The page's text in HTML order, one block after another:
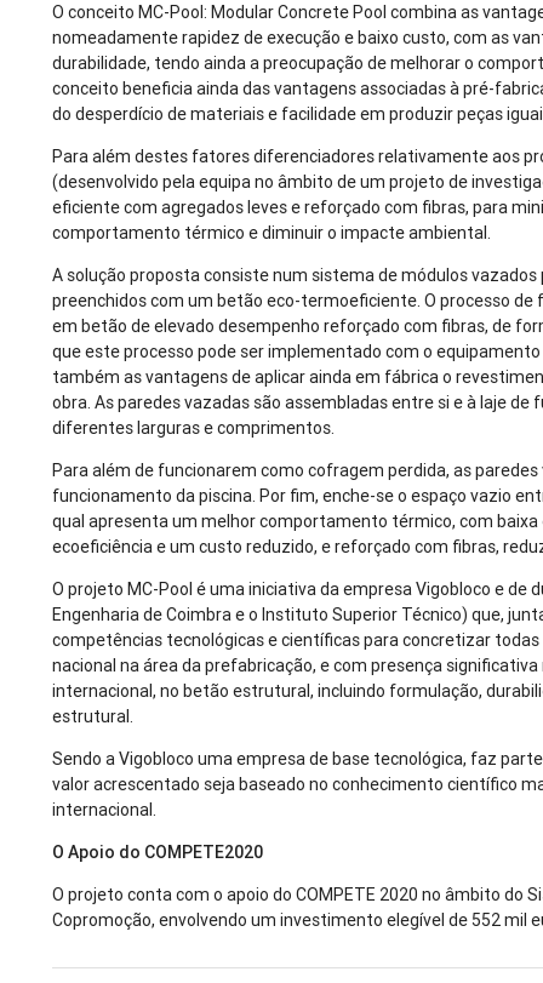
O conceito MC-Pool: Modular Concrete Pool combina as
nomeadamente rapidez de execução e baixo custo, com as
durabilidade, tendo ainda a preocupação de melhorar o
conceito beneficia ainda das vantagens associadas à pré-
do desperdício de materiais e facilidade em produzir peças
Para além destes fatores diferenciadores relativamente aos
(desenvolvido pela equipa no âmbito de um projeto de
eficiente com agregados leves e reforçado com fibras, para
comportamento térmico e diminuir o impacte ambiental.
A solução proposta consiste num sistema de módulos
preenchidos com um betão eco-termoeficiente. O processo
em betão de elevado desempenho reforçado com fibras, de
que este processo pode ser implementado com o
também as vantagens de aplicar ainda em fábrica o
obra. As paredes vazadas são assembladas entre si e à laje
diferentes larguras e comprimentos.
Para além de funcionarem como cofragem perdida, as
funcionamento da piscina. Por fim, enche-se o espaço vazio
qual apresenta um melhor comportamento térmico, com
ecoeficiência e um custo reduzido, e reforçado com fibras,
O projeto MC-Pool é uma iniciativa da empresa Vigobloco e
Engenharia de Coimbra e o Instituto Superior Técnico) que,
competências tecnológicas e científicas para concretizar
nacional na área da prefabricação, e com presença
internacional, no betão estrutural, incluindo formulação,
estrutural.
Sendo a Vigobloco uma empresa de base tecnológica, faz
valor acrescentado seja baseado no conhecimento científico
internacional.
O Apoio do COMPETE2020
O projeto conta com o apoio do COMPETE 2020 no âmbito do
Copromoção, envolvendo um investimento elegível de 552 mil